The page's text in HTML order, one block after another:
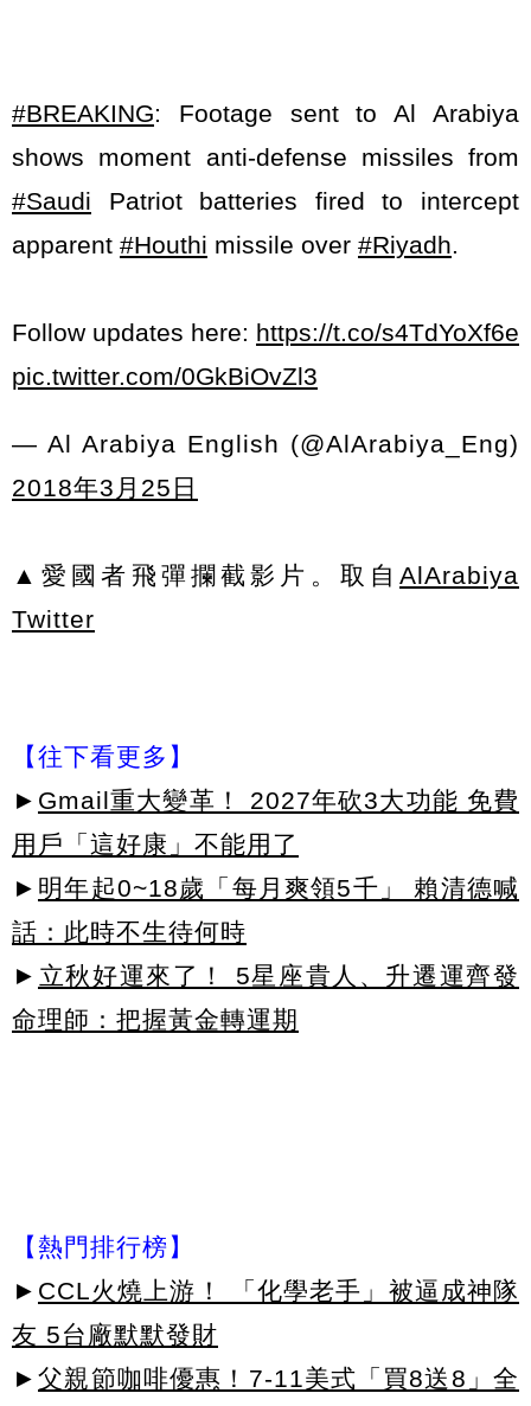
#BREAKING: Footage sent to Al Arabiya
shows moment anti-defense missiles from
#Saudi Patriot batteries fired to intercept
apparent #Houthi missile over #Riyadh
Follow updates here: https://t.co/s4TdYoXf6e
pic.twitter.com/0GkBiOvZl3
— Al Arabiya English (@AlArabiya_Eng)
2018年3月25日
▲愛國者飛彈攔截影片。取自 AlArabiya
Twitter
【往下看更多】
► Gmail重大變革！ 2027年砍3大功能 免費
用戶「這好康」不能用了
► 明年起0~18歲「每月爽領5千」 賴清德喊
話：此時不生待何時
► 立秋好運來了！ 5星座貴人、升遷運齊發
命理師：把握黃金轉運期
【熱門排行榜】
► CCL火燒上游！ 「化學老手」被逼成神隊
友 5台廠默默發財
► 父親節咖啡優惠！7-11美式「買8送8」全